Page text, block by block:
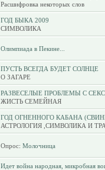
Расшифровка некоторых слов
ГОД БЫКА 2009
СИМВОЛИКА
Олимпиада в Пекине...
ПУСТЬ ВСЕГДА БУДЕТ СОЛНЦЕ
О ЗАГАРЕ
РАЗВЕСЕЛЫЕ ПРОБЛЕМЫ С
ЖИСТЬ СЕМЕЙНАЯ
ГОД ОГНЕННОГО КАБАНА
АСТРОЛОГИЯ ,СИМВОЛИКА И
Опрос: Молочница
Идет война народная, микробная